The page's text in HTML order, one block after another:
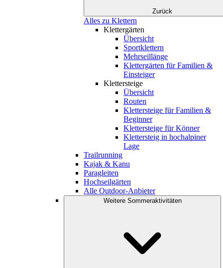
Zurück
Alles zu Klettern
Klettergärten
Übersicht
Sportklettern
Mehrseillänge
Klettergärten für Familien &
Einsteiger
Klettersteige
Übersicht
Routen
Klettersteige für Familien &
Beginner
Klettersteige für Könner
Klettersteig in hochalpiner
Lage
Trailrunning
Kajak & Kanu
Paragleiten
Hochseilgärten
Alle Outdoor-Anbieter
Weitere Sommeraktivitäten